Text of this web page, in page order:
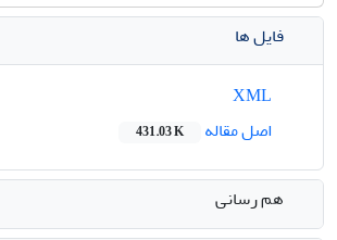
فایل ها
اصل مقاله
431.03 K
هم رسانی